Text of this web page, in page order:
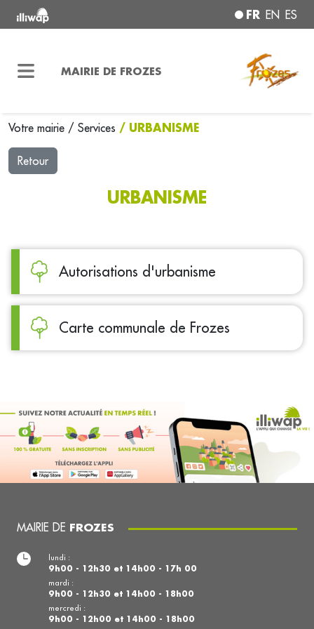
FR EN ES
MAIRIE DE FROZES
Votre mairie / Services / URBANISME
Retour
URBANISME
Autorisations d'urbanisme
Carte communale de Frozes
MAIRIE DE FROZES
lundi :
9h00 - 12h30 et 14h00 - 17h 00
mardi :
9h00 - 12h30 et 14h00 - 18h00
mercredi :
9h00 - 12h00 et 14h00 - 18h00